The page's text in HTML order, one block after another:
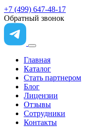
+7 (499) 647-48-17
Обратный звонок
Главная
Каталог
Стать партнером
Блог
Лицензии
Отзывы
Сотрудники
Контакты